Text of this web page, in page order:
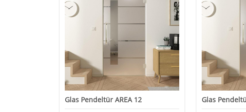
Glas Pendeltür AREA 12 Glas